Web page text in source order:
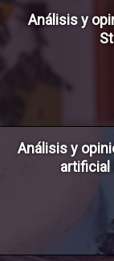
Análisis y
Análisis y
artificial